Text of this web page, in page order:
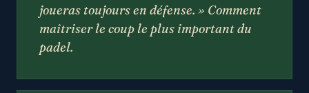
joueras toujours en défense. » Comment
maîtriser le coup le plus important du
padel.